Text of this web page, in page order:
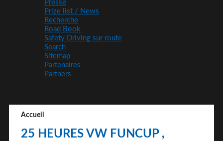
Presse
Prize list / News
Recherche
Road Book
Safety Driving sur route
Search
Sitemap
Partenaires
Partners
Accueil
25 HEURES VW FUNCUP ,